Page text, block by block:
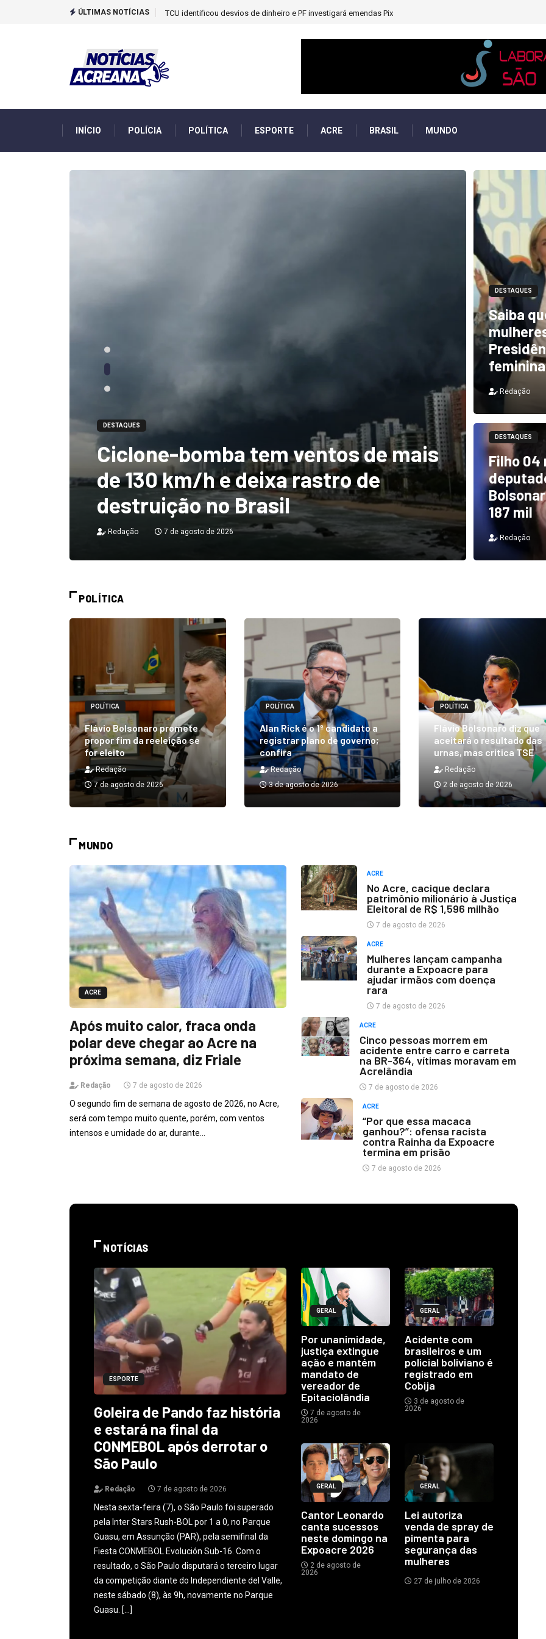
ÚLTIMAS NOTÍCIAS Saiba quem são as duas únicas mulheres na disputa pela Presidência; chapas são 100% femininas
INÍCIO POLÍCIA POLÍTICA ESPORTE ACRE BRASIL MUNDO
DESTAQUES
Ciclone-bomba tem ventos de mais
de 130 km/h e deixa rastro de
destruição no Brasil
Redação 7 de agosto de 2026
TCU
e PF
DESTAQUES
Saiba
Redação
DESTAQUES
Filho 04
187 mil
Redação
POLÍTICA
POLÍTICA
Flávio Bolsonaro promete
propor fim da reeleição se
for eleito
Redação
7 de agosto de 2026
POLÍTICA
Alan Rick é o 1º candidato a
registrar plano de governo;
confira
Redação
3 de agosto de 2026
POLÍTICA
Flávio Bolsonaro diz que
aceitará o resultado das
urnas, mas critica TSE
Redação
2 de agosto de 2026
MUNDO
ACRE
Após muito calor, fraca onda
polar deve chegar ao Acre na
próxima semana, diz Friale
Redação 7 de agosto de 2026
O segundo fim de semana de agosto de 2026, no Acre,
será com tempo muito quente, porém, com ventos
intensos e umidade do ar, durante…
ACRE
No Acre, cacique declara
patrimônio milionário à Justiça
Eleitoral de R$ 1,596 milhão
7 de agosto de 2026
ACRE
Mulheres lançam campanha
durante a Expoacre para
ajudar irmãos com doença
rara
7 de agosto de 2026
ACRE
Cinco pessoas morrem em
acidente entre carro e carreta
na BR-364, vítimas moravam em
Acrelândia
7 de agosto de 2026
ACRE
“Por que essa macaca
ganhou?”: ofensa racista
contra Rainha da Expoacre
termina em prisão
7 de agosto de 2026
NOTÍCIAS
ESPORTE
Goleira de Pando faz história
e estará na final da
CONMEBOL após derrotar o
São Paulo
Redação 7 de agosto de 2026
Nesta sexta-feira (7), o São Paulo foi superado
pela Inter Stars Rush-BOL por 1 a 0, no Parque
Guasu, em Assunção (PAR), pela semifinal da
Fiesta CONMEBOL Evolución Sub-16. Com o
resultado, o São Paulo disputará o terceiro lugar
da competição diante do Independiente del Valle,
neste sábado (8), às 9h, novamente no Parque
Guasu. […]
GERAL
Por unanimidade,
justiça extingue
ação e mantém
mandato de
vereador de
Epitaciolândia
7 de agosto de
2026
GERAL
Acidente com
brasileiros e um
policial boliviano é
registrado em
Cobija
3 de agosto de
2026
GERAL
Cantor Leonardo
canta sucessos
neste domingo na
Expoacre 2026
2 de agosto de
2026
GERAL
Lei autoriza
venda de spray de
pimenta para
segurança das
mulheres
27 de julho de 2026